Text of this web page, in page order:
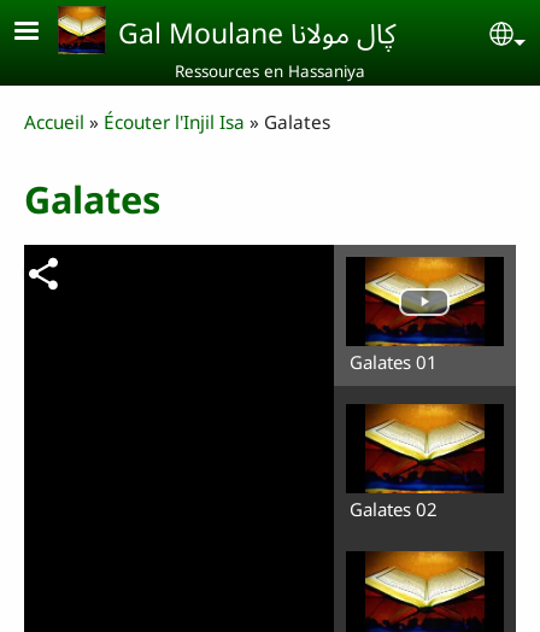
Aller au contenu principal Gal Moulane ڮال مولانا
Ressources en Hassaniya
Breadcrumb
Accueil Écouter l'Injil Isa Galates
Galates
Galates 01
Galates 02